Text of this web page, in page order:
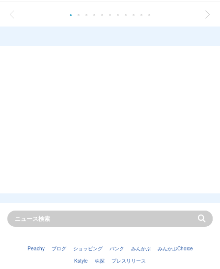
Peachy ブログ ショッピング バンク みんかぶ
みんかぶChoice
Kstyle
株探 プレスリリース